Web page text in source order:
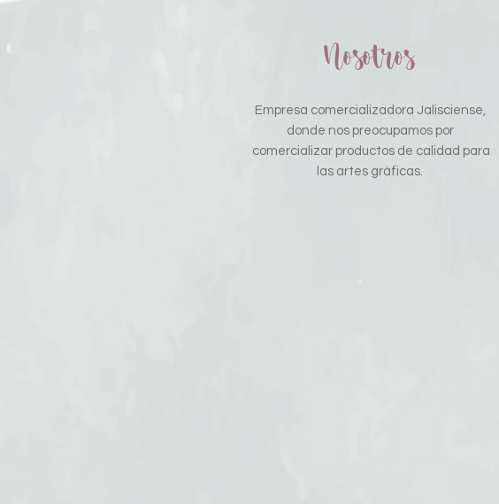
Nosotros
Empresa comercializadora Jalisciense,
donde nos preocupamos por
comercializar productos de calidad para
las artes gráficas.